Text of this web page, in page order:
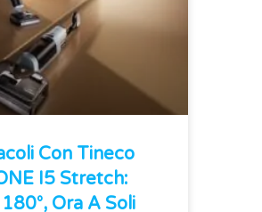
Con Tineco
I5 Stretch:
Ora A Soli